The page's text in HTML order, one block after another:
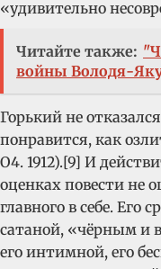
«удивительно
Читайте также:
войны Володя-
Горький не
понравится, как
О4. 1912).[9] И
оценках повести не
главного в себе. Его
сатаной, «чёрным и
его интимной, его